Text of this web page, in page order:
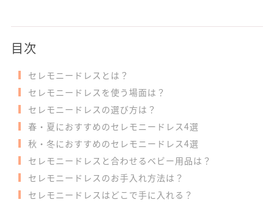
目次
セレモニードレスとは？
セレモニードレスを使う場面は？
セレモニードレスの選び方は？
春・夏におすすめのセレモニードレス4選
秋・冬におすすめのセレモニードレス4選
セレモニードレスと合わせるベビー用品は？
セレモニードレスのお手入れ方法は？
セレモニードレスはどこで手に入れる？